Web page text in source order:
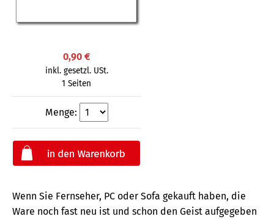
0,90 €
inkl. gesetzl. USt.
1 Seiten
Menge:
Wenn Sie Fernseher, PC oder Sofa gekauft haben, die
Ware noch fast neu ist und schon den Geist aufgegeben